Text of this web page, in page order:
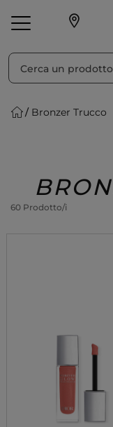
Make-up
Bronzer Trucco
60 Prodotto/i
Ordina per